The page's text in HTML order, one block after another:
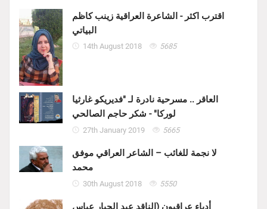
اقترب اكثر - الشاعرة العراقية زينب كاظم
البياتي
14th August 2018 5685
العاقر .. مسرحية نادرة لـ "فديريكو غارثيا
لوركا" - شكر حاجم الصالحي
27th January 2019 5665
لا نجمة للغائب – الشاعر العراقي موفق
محمد
30th August 2018 5550
أدباء عراقيون (الناقد عبد الجبار عباس